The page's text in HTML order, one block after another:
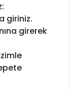
giriniz.
girerek